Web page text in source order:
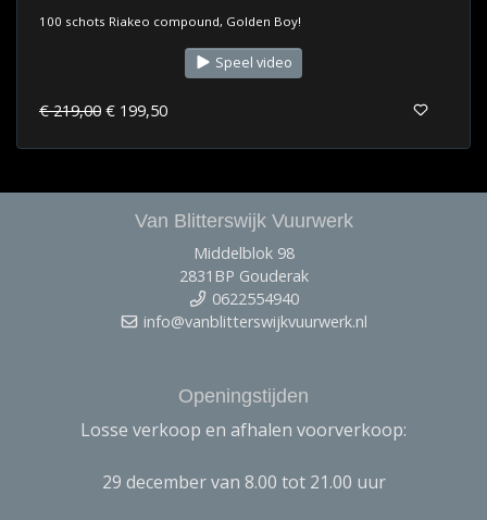
100 schots Riakeo compound, Golden Boy!
Speel video
€ 219,00 € 199,50
Van Blitterswijk Vuurwerk
Middelblok 98
2831BP Gouderak
0622554940
info@vanblitterswijkvuurwerk.nl
Openingstijden
Losse verkoop en afhalen voorverkoop:
29 december van 8.00 tot 21.00 uur